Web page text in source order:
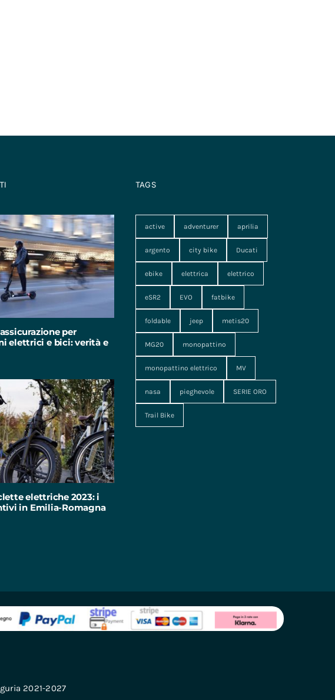
per
elettrici e bici: verità e
elettriche 2023: i
in Emilia-Romagna
TAGS
active adventurer aprilia
argento city bike Ducati
ebike elettrica elettrico
eSR2 EVO fatbike
foldable jeep metis20
MG20 monopattino
monopattino elettrico MV
nasa pieghevole SERIE ORO
Trail Bike
2021-2027